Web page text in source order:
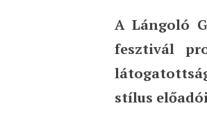
Megszűnik a
A Lángoló
fesztivál
stílus